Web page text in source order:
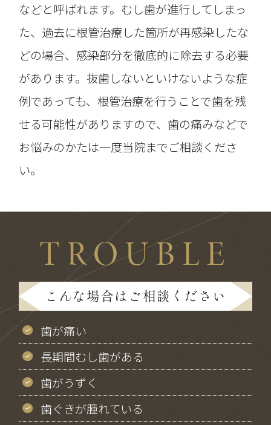
などと呼ばれます。むし歯が進行してしまっ
た、過去に根管治療した箇所が再感染したな
どの場合、感染部分を徹底的に除去する必要
があります。抜歯しないといけないような症
例であっても、根管治療を行うことで歯を残
せる可能性がありますので、歯の痛みなどで
お悩みのかたは一度当院までご相談くださ
い。
TROUBLE
こんな場合はご相談ください
歯が痛い
長期間むし歯がある
歯がうずく
歯ぐきが腫れている